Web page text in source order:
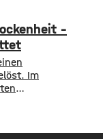
gebracht. ​Laut
echte
von prominenten
–
Im